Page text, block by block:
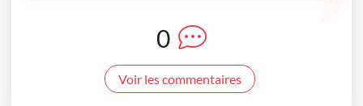
0
Voir les commentaires